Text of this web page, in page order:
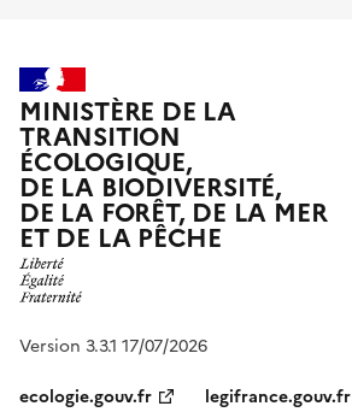
MINISTÈRE DE LA
TRANSITION
ÉCOLOGIQUE,
DE LA BIODIVERSITÉ,
DE LA FORÊT, DE LA MER
ET DE LA PÊCHE
Version 3.3.1 17/07/2026
ecologie.gouv.fr
legifrance.gouv.fr